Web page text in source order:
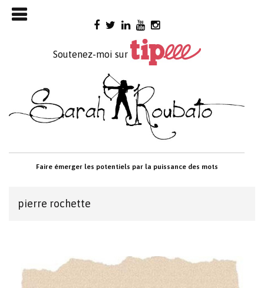
Skip
to
Soutenez-moi sur
Faire émerger les potentiels par la puissance des mots

pierre rochette